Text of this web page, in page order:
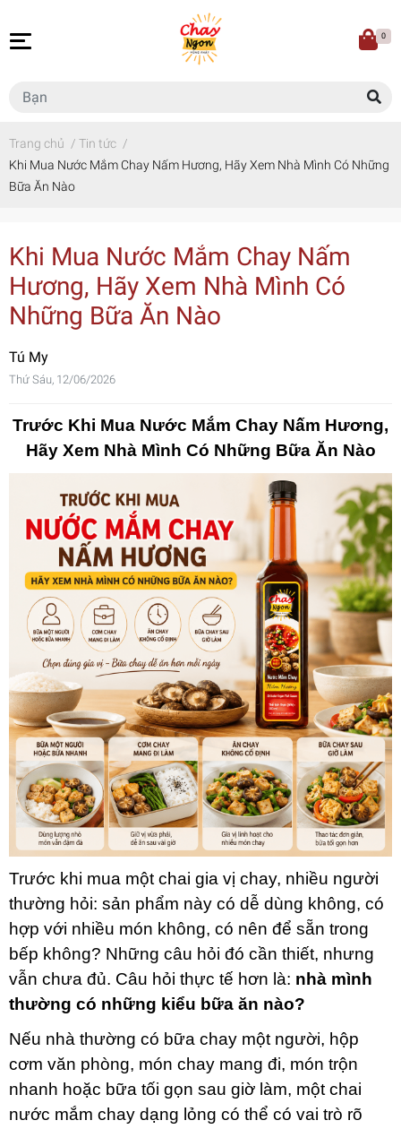
0
Trang chủ / Tin tức /
Khi Mua Nước Mắm Chay Nấm Hương, Hãy Xem Nhà Mình Có Những
Bữa Ăn Nào
Khi Mua Nước Mắm Chay Nấm
Hương, Hãy Xem Nhà Mình Có
Những Bữa Ăn Nào
Tú My
Thứ Sáu, 12/06/2026
Trước Khi Mua Nước Mắm Chay Nấm Hương,
Hãy Xem Nhà Mình Có Những Bữa Ăn Nào
Trước khi mua một chai gia vị chay, nhiều người
thường hỏi: sản phẩm này có dễ dùng không, có
hợp với nhiều món không, có nên để sẵn trong
bếp không? Những câu hỏi đó cần thiết, nhưng
vẫn chưa đủ. Câu hỏi thực tế hơn là: nhà mình
thường có những kiểu bữa ăn nào?
Nếu nhà thường có bữa chay một người, hộp
cơm văn phòng, món chay mang đi, món trộn
nhanh hoặc bữa tối gọn sau giờ làm, một chai
nước mắm chay dạng lỏng có thể có vai trò rõ